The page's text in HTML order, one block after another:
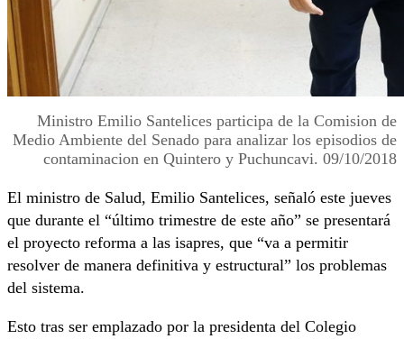
Ministro Emilio Santelices participa de la Comision de
Medio Ambiente del Senado para analizar los episodios de
contaminacion en Quintero y Puchuncavi. 09/10/2018
El ministro de Salud, Emilio Santelices, señaló este jueves
que durante el “último trimestre de este año” se presentará
el proyecto reforma a las isapres, que “va a permitir
resolver de manera definitiva y estructural” los problemas
del sistema.
Esto tras ser emplazado por la presidenta del Colegio